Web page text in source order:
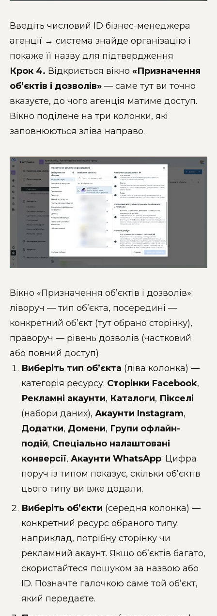
Введіть числовий ID бізнес-менеджера
агенції → система знайде організацію і
покаже її назву для підтвердження
Крок 4. Відкриється вікно «Призначення
об’єктів і дозволів» — саме тут ви точно
вказуєте, до чого агенція матиме доступ.
Вікно поділене на три колонки, які
заповнюються зліва направо.
Вікно «Призначення об’єктів і дозволів»:
ліворуч — тип об’єкта, посередині —
конкретний об’єкт (тут обрано сторінку),
праворуч — рівень дозволів (частковий
або повний доступ)
Виберіть тип об’єкта (ліва колонка) —
категорія ресурсу: Сторінки Facebook,
Рекламні акаунти, Каталоги, Пікселі
(набори даних), Акаунти Instagram,
Додатки, Домени, Групи офлайн-
подій, Спеціально налаштовані
конверсії, Акаунти WhatsApp. Цифра
поруч із типом показує, скільки об’єктів
цього типу ви вже додали.
Виберіть об’єкти (середня колонка) —
конкретний ресурс обраного типу:
наприклад, потрібну сторінку чи
рекламний акаунт. Якщо об’єктів багато,
скористайтеся пошуком за назвою або
ID. Позначте галочкою саме той об’єкт,
який передаєте.